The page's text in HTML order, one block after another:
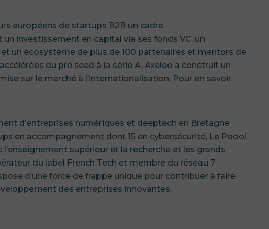
européens de startups B2B un cadre
investissement en capital via ses fonds VC, un
un écosystème de plus de 100 partenaires et mentors de
du pré seed à la série A, Axeleo a construit un
sur le marché à l’internationalisation. Pour en savoir
d’entreprises numériques et deeptech en Bretagne
en accompagnement dont 15 en cybersécurité, Le Poool
supérieur et la recherche et les grands
du label French Tech et membre du réseau 7
d’une force de frappe unique pour contribuer à faire
des entreprises innovantes.